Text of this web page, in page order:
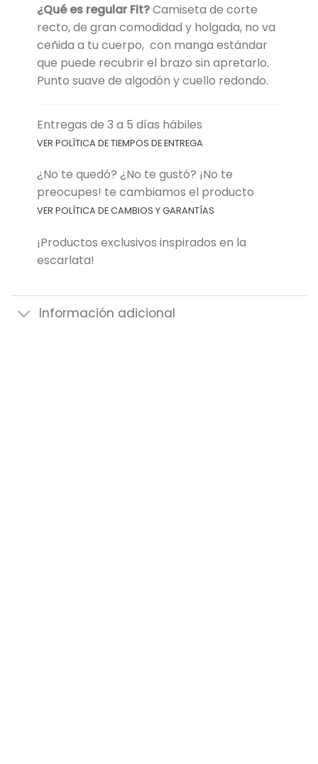
¿Qué es regular Fit?Camiseta de corte
recto, de gran comodidad y holgada, no va
ceñida a tu cuerpo, con manga estándar
que puede recubrir el brazo sin apretarlo.
Punto suave de algodón y cuello redondo.
Entregas de 3 a 5 días hábiles
VER POLÍTICA DE TIEMPOS DE ENTREGA
¿No te quedó? ¿No te gustó? ¡No te
preocupes! te cambiamos el producto
VER POLÍTICA DE CAMBIOS Y GARANTÍAS
¡Productos exclusivos inspirados en la
escarlata!
Información adicional